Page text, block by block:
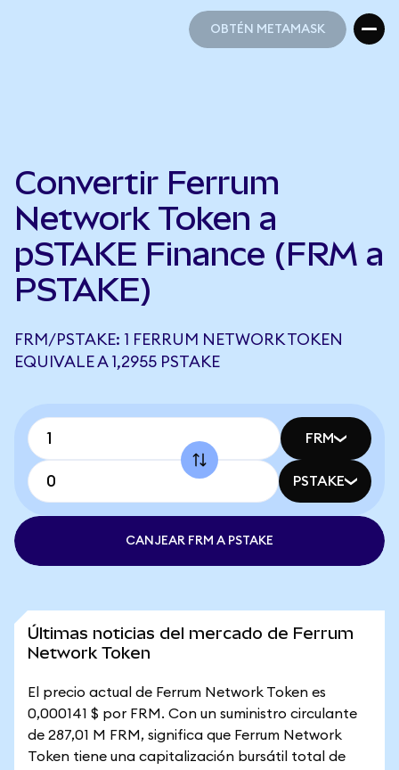
OBTÉN METAMASK
Convertir Ferrum
Network Token a
pSTAKE Finance (FRM a
PSTAKE)
FRM/PSTAKE: 1 FERRUM NETWORK TOKEN
EQUIVALE A 1,2955 PSTAKE
FRM
PSTAKE
CANJEAR FRM A PSTAKE
Últimas noticias del mercado de Ferrum
Network Token
El precio actual de Ferrum Network Token es
0,000141 $ por FRM. Con un suministro circulante
de 287,01 M FRM, significa que Ferrum Network
Token tiene una capitalización bursátil total de